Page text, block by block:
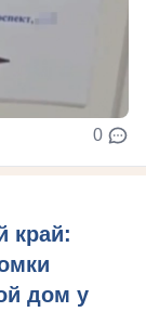
0
край:
дом у